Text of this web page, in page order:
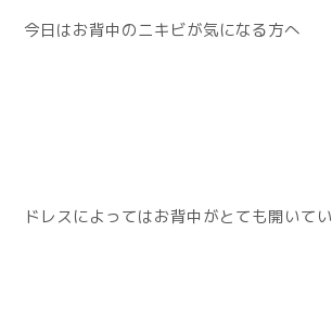
今日はお背中のニキビが気になる方へ
ドレスによってはお背中がとても開いて